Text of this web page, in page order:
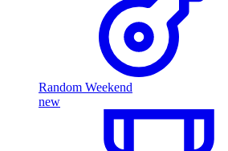
Random Weekend
new